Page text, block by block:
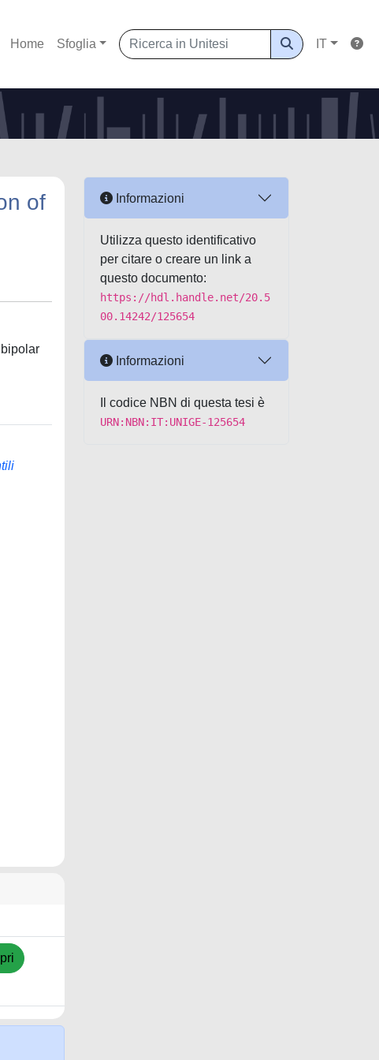
Home Sfoglia IT
of
Informazioni
Utilizza questo identificativo
per citare o creare un link a
questo documento:
https://hdl.handle.net/20.5
00.14242/125654
Informazioni
Il codice NBN di questa tesi è
URN:NBN:IT:UNIGE-125654